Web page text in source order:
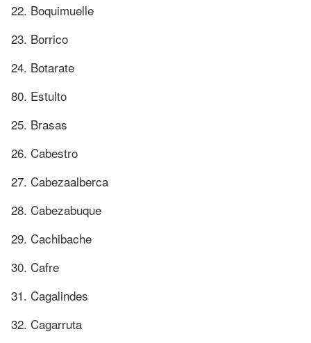
22. Boquimuelle
23. Borrico
24. Botarate
80. Estulto
25. Brasas
26. Cabestro
27. Cabezaalberca
28. Cabezabuque
29. Cachibache
30. Cafre
31. Cagalindes
32. Cagarruta